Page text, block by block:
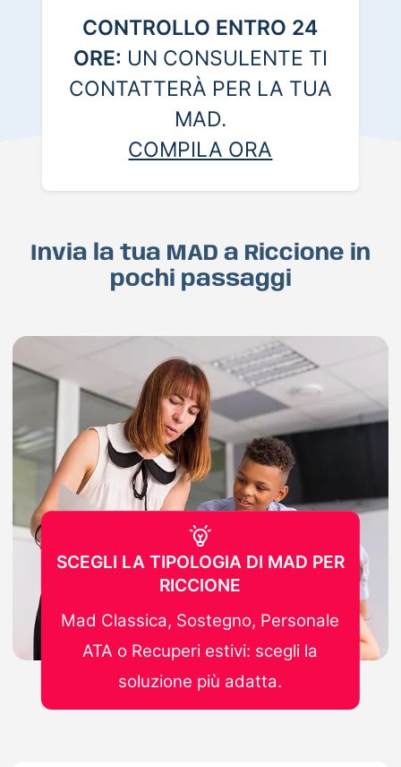
CONTROLLO ENTRO 24
ORE: UN CONSULENTE TI
CONTATTERÀ PER LA TUA
MAD.
COMPILA ORA
Invia la tua MAD a Riccione in
pochi passaggi
SCEGLI LA TIPOLOGIA DI MAD PER
RICCIONE
Mad Classica, Sostegno, Personale
ATA o Recuperi estivi: scegli la
soluzione più adatta.